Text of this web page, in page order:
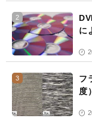
2
に
3
フ
度